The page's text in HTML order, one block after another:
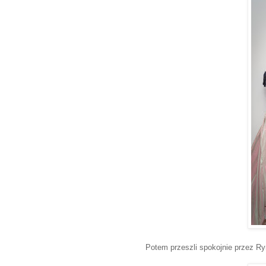
Potem przeszli spokojnie przez